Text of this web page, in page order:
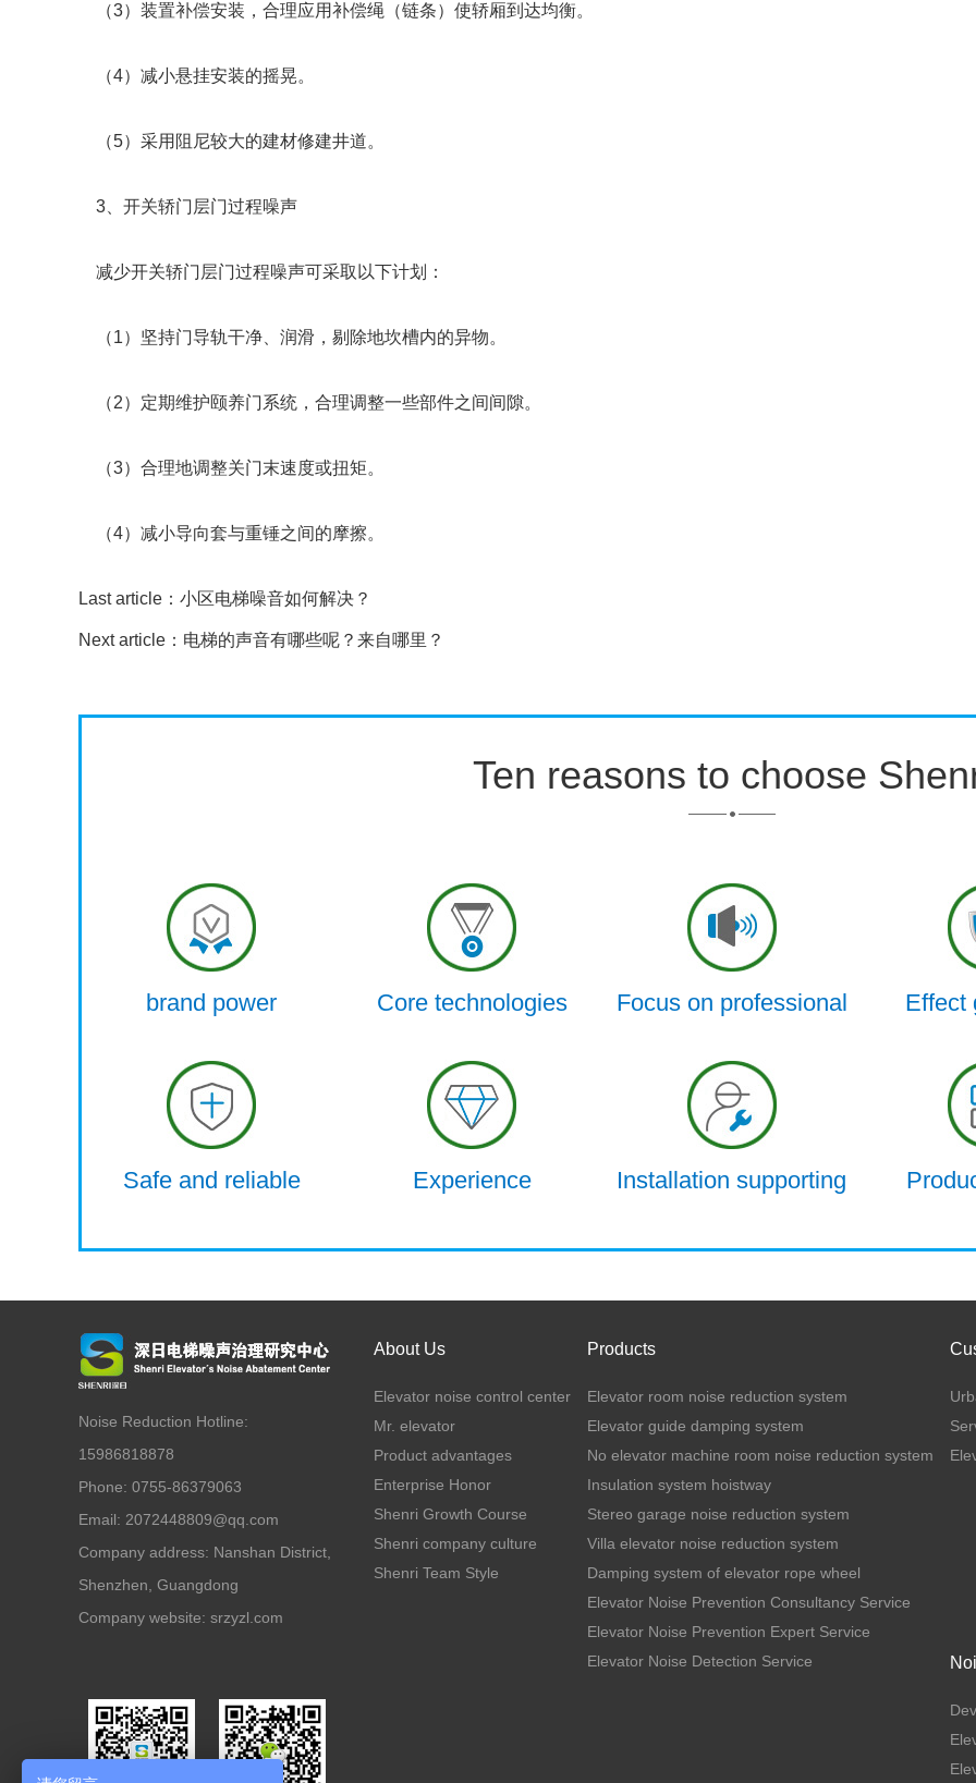
（3）装置补偿安装，合理应用补偿绳（链条）使轿厢到达均衡。
（4）减小悬挂安装的摇晃。
（5）采用阻尼较大的建材修建井道。
3、开关轿门层门过程噪声
减少开关轿门层门过程噪声可采取以下计划：
（1）坚持门导轨干净、润滑，剔除地坎槽内的异物。
（2）定期维护颐养门系统，合理调整一些部件之间间隙。
（3）合理地调整关门末速度或扭矩。
（4）减小导向套与重锤之间的摩擦。
Last article： 小区电梯噪音如何解决？
Next article： 电梯的声音有哪些呢？来自哪里？
Ten reasons to choose
brand power Core technologies Focus on professional Effect
Safe and reliable Experience Installation supporting
Noise Reduction Hotline:
15986818878
Phone: 0755-86379063
Email: 2072448809@qq.com
Company address: Nanshan District,
Shenzhen, Guangdong
Company website: srzyzl.com
About Us
Elevator noise control center
Mr. elevator
Product advantages
Enterprise Honor
Shenri Growth Course
Shenri company culture
Shenri Team Style
Products
Elevator room noise reduction system
Elevator guide damping system
No elevator machine room noise reduction system
Insulation system hoistway
Stereo garage noise reduction system
Villa elevator noise reduction system
Damping system of elevator rope wheel
Elevator Noise Prevention Consultancy Service
Elevator Noise Prevention Expert Service
Elevator Noise Detection Service